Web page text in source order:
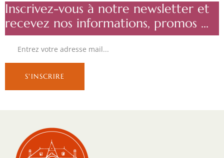
Inscrivez-vous à notre newsletter et
recevez nos informations, promos ...